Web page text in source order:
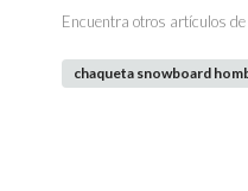
Encuentra otros artículos
chaqueta snowboard